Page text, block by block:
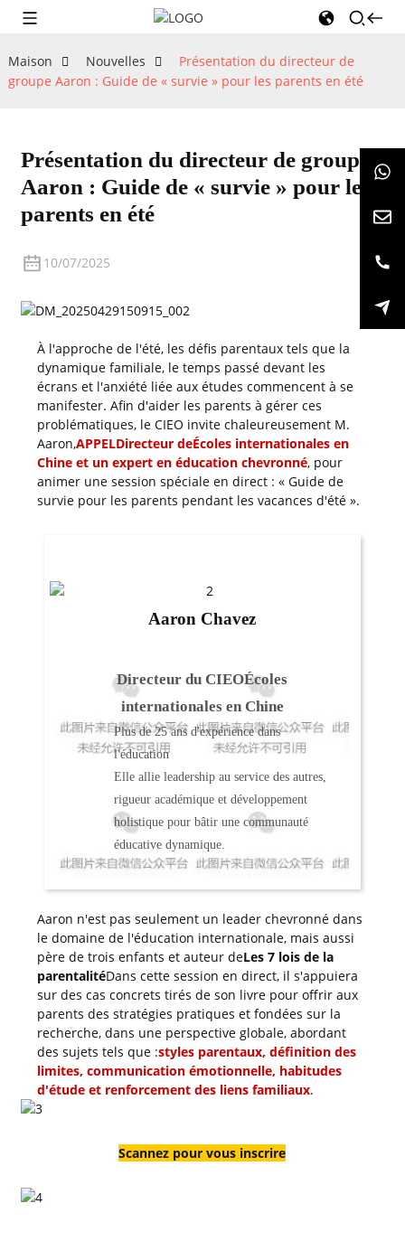
Maison Nouvelles
Présentation du directeur de
groupe Aaron : Guide de « survie » pour les parents en été
Présentation du directeur de groupe
Aaron : Guide de « survie » pour les
parents en été
10/07/2025
À l'approche de l'été, les défis parentaux tels que la
dynamique familiale, le temps passé devant les
écrans et l'anxiété liée aux études commencent à se
manifester. Afin d'aider les parents à gérer ces
problématiques, le CIEO invite chaleureusement M.
Aaron,APPELDirecteur deÉcoles internationales en
Chine et un expert en éducation chevronné, pour
animer une session spéciale en direct : « Guide de
survie pour les parents pendant les vacances d'été ».
Aaron Chavez
Directeur du CIEOÉcoles
internationales en Chine
Plus de 25 ans d'expérience dans
l'éducation
Elle allie leadership au service des autres,
rigueur académique et développement
holistique pour bâtir une communauté
éducative dynamique.
Aaron n'est pas seulement un leader chevronné dans
le domaine de l'éducation internationale, mais aussi
père de trois enfants et auteur deLes 7 lois de la
parentalitéDans cette session en direct, il s'appuiera
sur des cas concrets tirés de son livre pour offrir aux
parents des stratégies pratiques et fondées sur la
recherche, dans une perspective globale, abordant
des sujets tels que :styles parentaux, définition des
limites, communication émotionnelle, habitudes
d'étude et renforcement des liens familiaux.
Scannez pour vous inscrire